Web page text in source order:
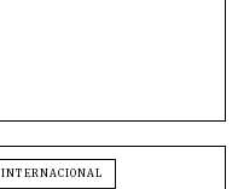
INTERNACIONAL